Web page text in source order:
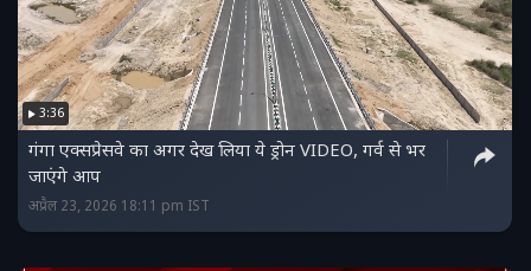
3:36
गंगा एक्सप्रेसवे का अगर देख लिया ये ड्रोन VIDEO, गर्व से भर
जाएंगे आप
अप्रैल 23, 2026 18:11 pm IST